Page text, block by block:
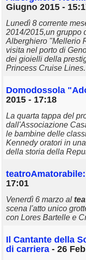
Giugno 2015 -
Lunedì 8 corrente
2014/2015,un gruppo
Alberghiero "Mellerio
visita nel porto di
dei gioielli della
Princess Cruise Lines.
Domodossola
2015 - 17:18
La quarta tappa del
dall'Associazione
le bambine delle
Kennedy oratori in
della storia della
teatro
17:01
Venerdì 6 marzo al
scena l'atto unico
con Lores Bartelle e
Il Cantante della
di carriera - 26